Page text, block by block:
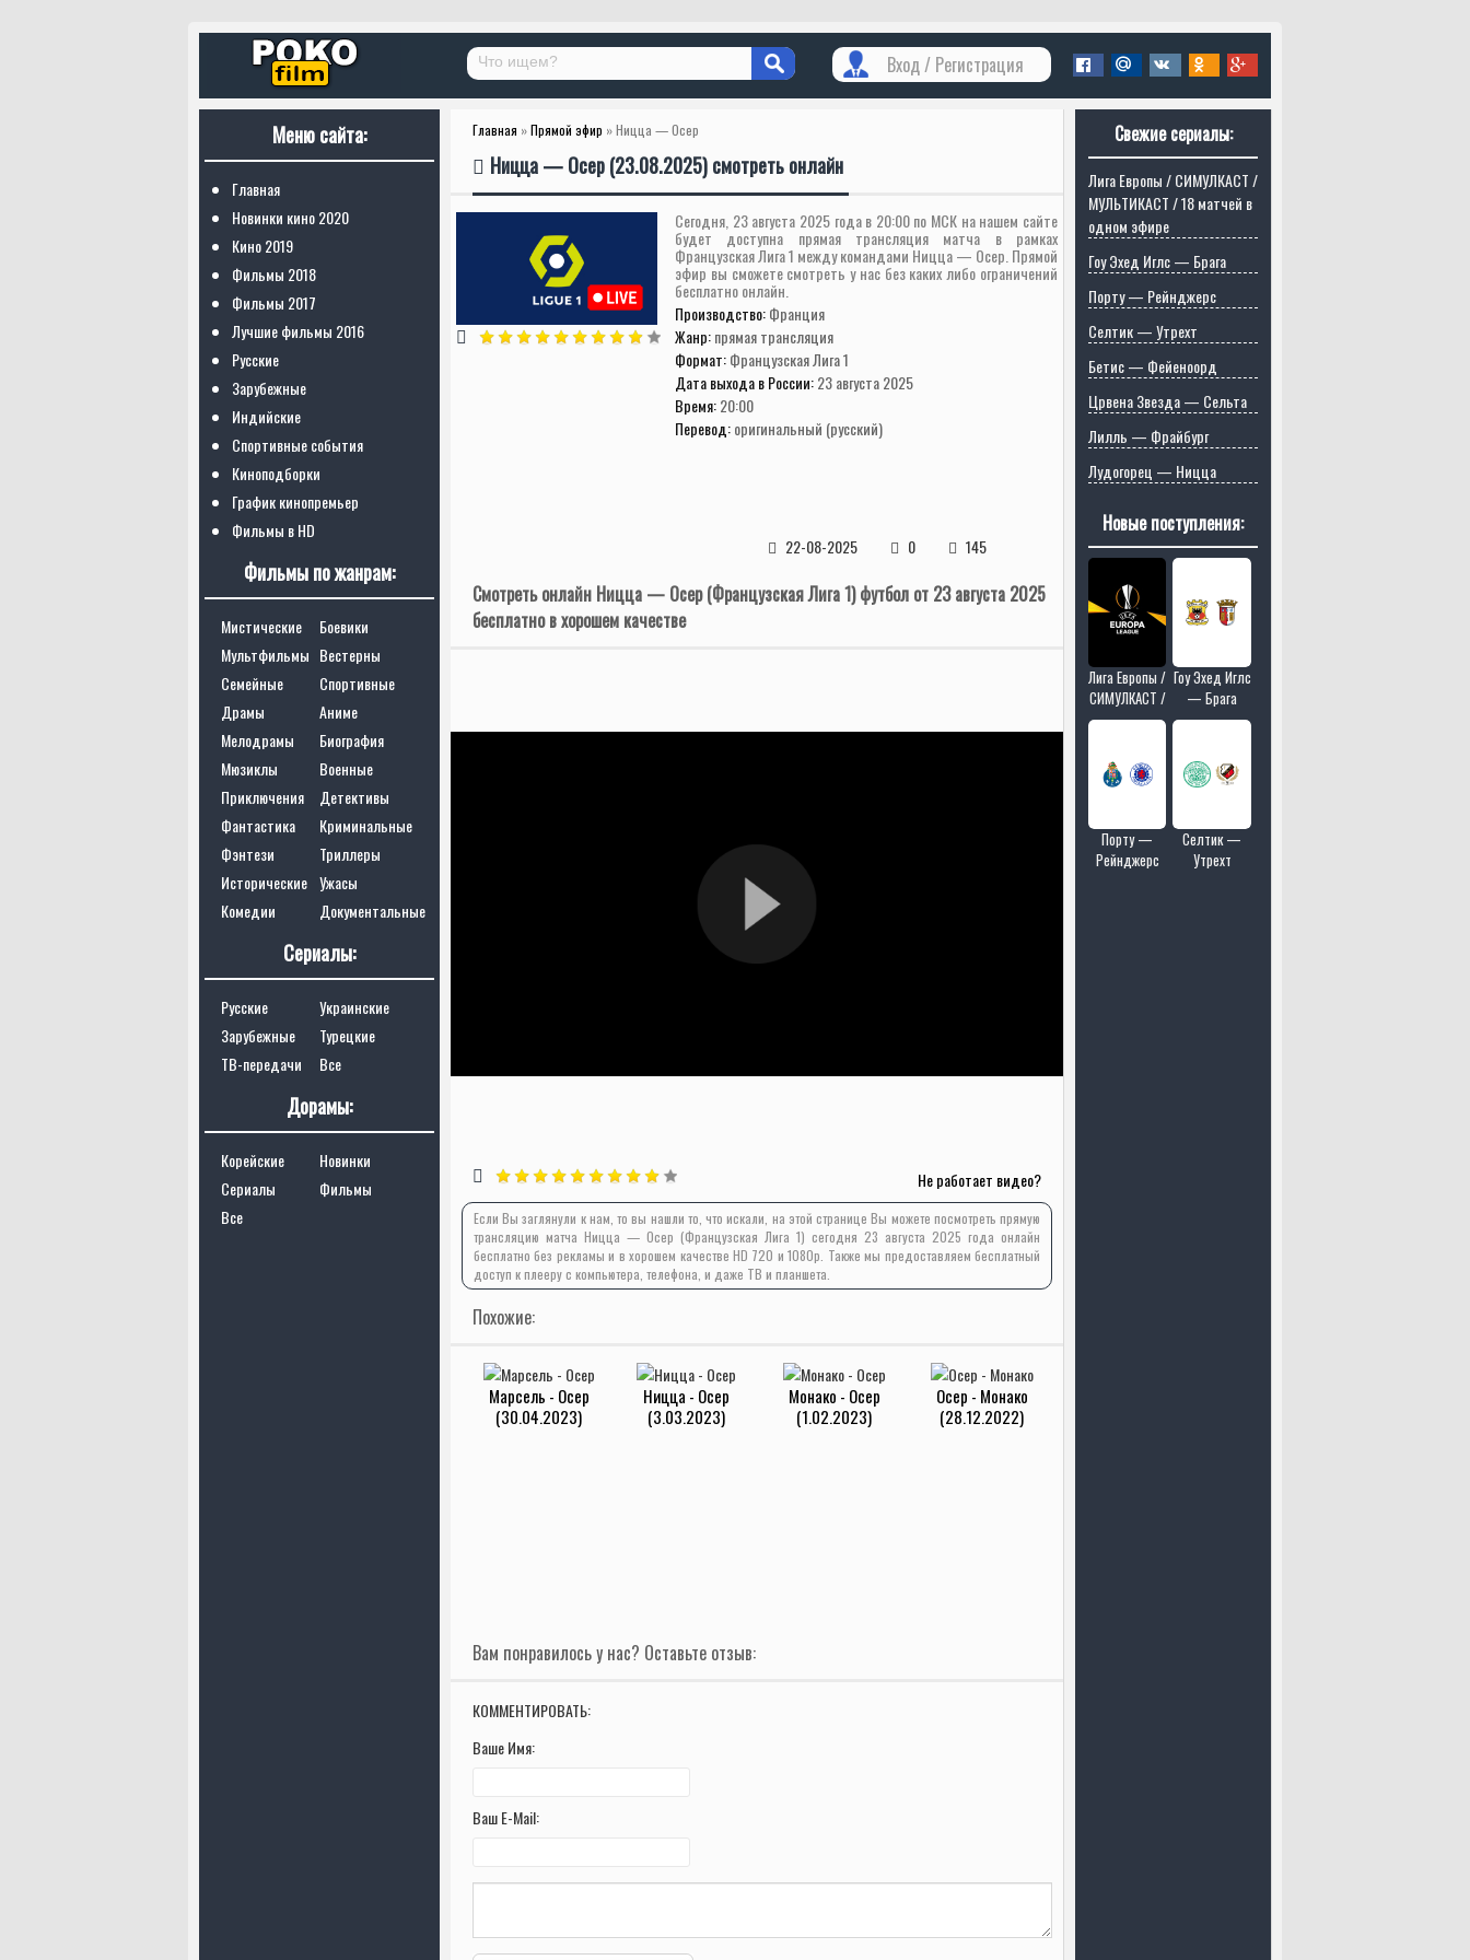
Вход / Регистрация
Меню сайта:
Главная
Новинки кино 2020
Кино 2019
Фильмы 2018
Фильмы 2017
Лучшие фильмы 2016
Русские
Зарубежные
Индийские
Спортивные события
Киноподборки
График кинопремьер
Фильмы в HD
Фильмы по жанрам:
Мистические
Боевики
Мультфильмы Вестерны
Семейные
Спортивные
Драмы
Аниме
Мелодрамы
Биография
Мюзиклы
Военные
Приключения
Детективы
Фантастика
Криминальные
Фэнтези
Триллеры
Исторические Ужасы
Комедии
Документальные
Сериалы:
Русские
Украинские
Зарубежные
Турецкие
ТВ-передачи
Все
Дорамы:
Корейские
Новинки
Сериалы
Фильмы
Все
Главная »Прямой эфир » Ницца — Осер
Ницца — Осер (23.08.2025) смотреть онлайн
Сегодня, 23 августа 2025 года в 20:00 по МСК на нашем сайте
будет доступна прямая трансляция матча в рамках
Французская Лига 1 между командами Ницца — Осер. Прямой
эфир вы сможете смотреть у нас без каких либо ограничений
бесплатно онлайн.
Производство:Франция
Жанр:прямая трансляция
Формат:Французская Лига 1
Дата выхода в России:23 августа 2025
Время:20:00
Перевод:оригинальный (русский)
22-08-2025 0 145
Смотреть онлайн Ницца — Осер (Французская Лига 1) футбол от 23 августа 2025
бесплатно в хорошем качестве
Не работает видео?
Если Вы заглянули к нам, то вы нашли то, что искали, на этой странице Вы можете посмотреть прямую
трансляцию матча Ницца — Осер (Французская Лига 1) сегодня 23 августа 2025 года онлайн
бесплатно без рекламы и в хорошем качестве HD 720 и 1080p. Также мы предоставляем бесплатный
доступ к плееру с компьютера, телефона, и даже ТВ и планшета.
Похожие:
Марсель - Осер
(30.04.2023)
Ницца - Осер
(3.03.2023)
Монако - Осер
(1.02.2023)
Осер - Монако
(28.12.2022)
Вам понравилось у нас? Оставьте отзыв:
КОММЕНТИРОВАТЬ:
Ваше Имя:
Ваш E-Mail:
Свежие сериалы:
Лига Европы / СИМУЛКАСТ /
МУЛЬТИКАСТ / 18 матчей в
одном эфире
Гоу Эхед Иглс — Брага
Порту — Рейнджерс
Селтик — Утрехт
Бетис — Фейеноорд
Црвена Звезда — Сельта
Лилль — Фрайбург
Лудогорец — Ницца
Новые поступления:
Лига Европы /
СИМУЛКАСТ /
МУЛЬТИКАСТ
одном эфире
Гоу Эхед Иглс
— Брага
Порту —
Рейнджерс
Селтик —
Утрехт